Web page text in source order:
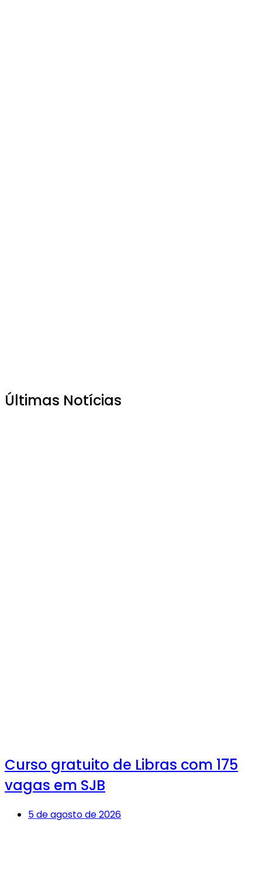
Últimas Notícias
Curso gratuito de Libras com 175
vagas em SJB
5 de agosto de 2026